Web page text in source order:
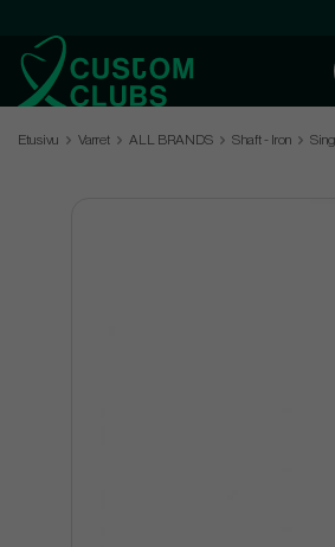
Etusivu Varret ALL BRANDS Shaft - Iron